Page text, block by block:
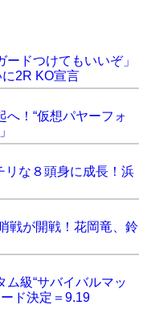
しており、OFGの
対する山口は勝
げる“OFGの申し
Cyclone”フェレ
、逆転KOの激闘
ードつけてもいいぞ」
2R KO宣言
へ！“仮想パヤーフォ
リな８頭身に成長！浜
戦が開戦！花岡竜、鈴
ム級“サバイバルマッ
ド決定＝9.19